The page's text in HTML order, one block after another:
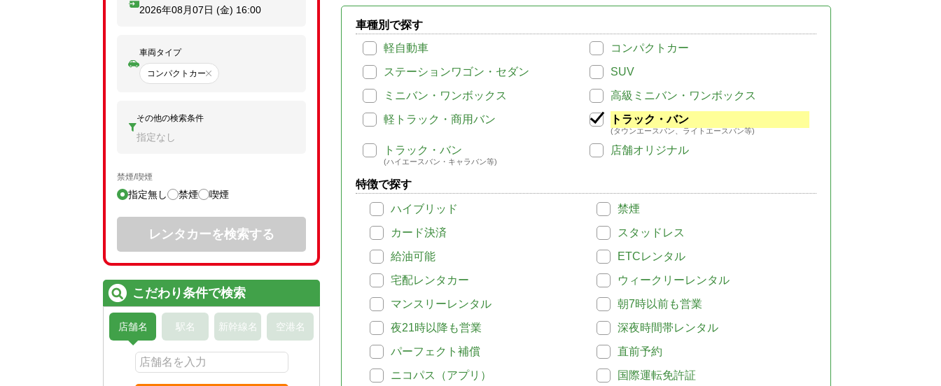
車種別で探す
軽自動車
コンパクトカー
ステーションワゴン・セダン
SUV
ミニバン・ワンボックス
高級ミニバン・ワンボックス
軽トラック・商用バン
トラック・バン
(タウンエースバン、ライトエースバン等)
トラック・バン
(ハイエースバン・キャラバン等)
店舗オリジナル
特徴で探す
ハイブリッド
禁煙
カード決済
スタッドレス
給油可能
ETCレンタル
宅配レンタカー
ウィークリーレンタル
マンスリーレンタル
朝7時以前も営業
夜21時以降も営業
深夜時間帯レンタル
パーフェクト補償
直前予約
ニコパス（アプリ）
国際運転免許証
2026年08月07日 (金) 16:00
車両タイプ
コンパクトカー
その他の検索条件
指定なし
禁煙/喫煙
指定無し 禁煙 喫煙
レンタカーを検索する
こだわり条件で検索
店舗名 駅名 新幹線名 空港名